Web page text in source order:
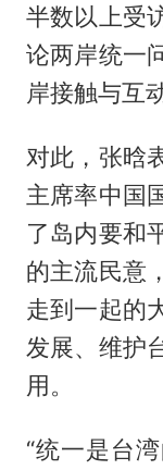
半数以上受
论两岸统一
岸接触与互
对此，张晗
主席率中国
了岛内要和
的主流民意
走到一起的
发展、维护
用。
“统一是台